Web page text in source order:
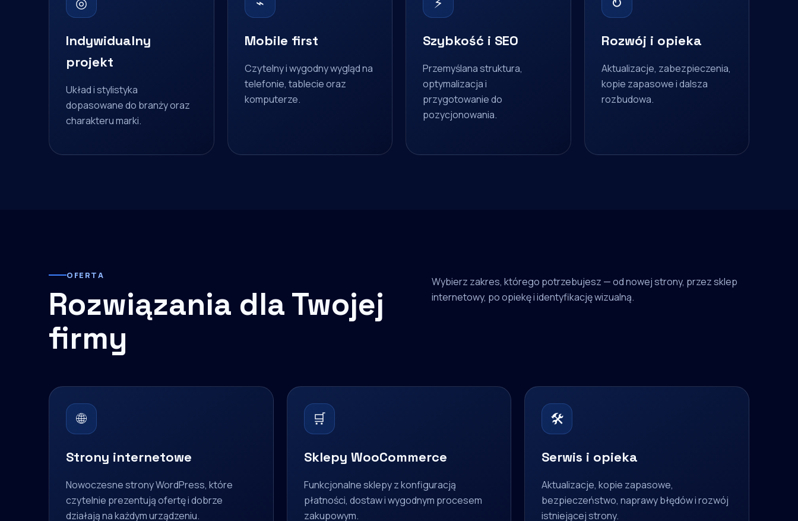
Indywidualny
projekt
Układ i stylistyka
dopasowane do branży oraz
charakteru marki.
Mobile first
Czytelny i wygodny wygląd na
telefonie, tablecie oraz
komputerze.
Szybkość i SEO
Przemyślana struktura,
optymalizacja i
przygotowanie do
pozycjonowania.
Rozwój i opieka
Aktualizacje, zabezpieczenia,
kopie zapasowe i dalsza
rozbudowa.
OFERTA
Rozwiązania dla Twojej
firmy
Wybierz zakres, którego potrzebujesz — od nowej strony, przez sklep
internetowy, po opiekę i identyfikację wizualną.
🌐
Strony internetowe
Nowoczesne strony WordPress, które
czytelnie prezentują ofertę i dobrze
działają na każdym urządzeniu.
🛒
Sklepy WooCommerce
Funkcjonalne sklepy z konfiguracją
płatności, dostaw i wygodnym procesem
zakupowym.
🛠
Serwis i opieka
Aktualizacje, kopie zapasowe,
bezpieczeństwo, naprawy błędów i rozwój
istniejącej strony.